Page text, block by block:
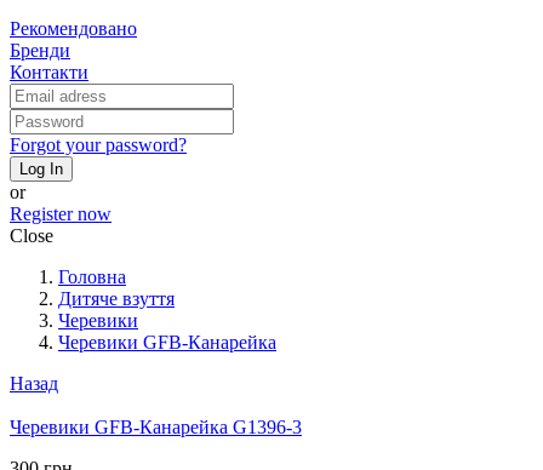
Рекомендовано
Бренди
Контакти
Forgot your password?
Log In
or
Register now
Close
Головна
Дитяче взуття
Черевики
Черевики GFB-Канарейка
Назад
Черевики GFB-Канарейка G1396-3